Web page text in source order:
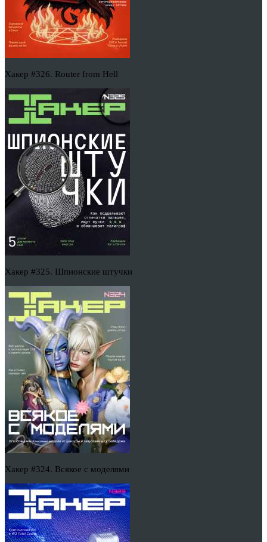
Хакер #326. Router from Hell
Хакер #325. Шпионские штучки
Хакер #324. Всякое с моделями